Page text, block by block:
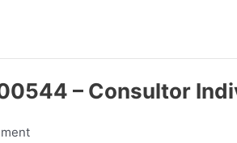
– Consultor